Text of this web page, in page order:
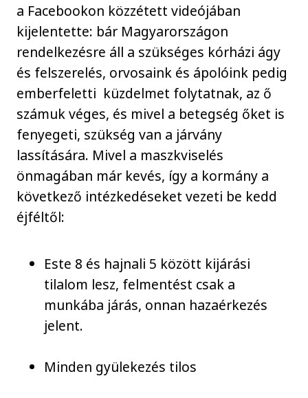
a Facebookon közzétett videójában
kijelentette: bár Magyarországon
rendelkezésre áll a szükséges kórházi ágy
és felszerelés, orvosaink és ápolóink pedig
emberfeletti küzdelmet folytatnak, az ő
számuk véges, és mivel a betegség őket is
fenyegeti, szükség van a járvány
lassítására. Mivel a maszkviselés
önmagában már kevés, így a kormány a
következő intézkedéseket vezeti be kedd
éjféltől:
Este 8 és hajnali 5 között kijárási
tilalom lesz, felmentést csak a
munkába járás, onnan hazaérkezés
jelent.
Minden gyülekezés tilos